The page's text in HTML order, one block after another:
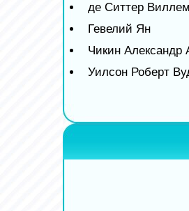
де Ситтер Виллем
Гевелий Ян
Чикин Александр
Уилсон Роберт